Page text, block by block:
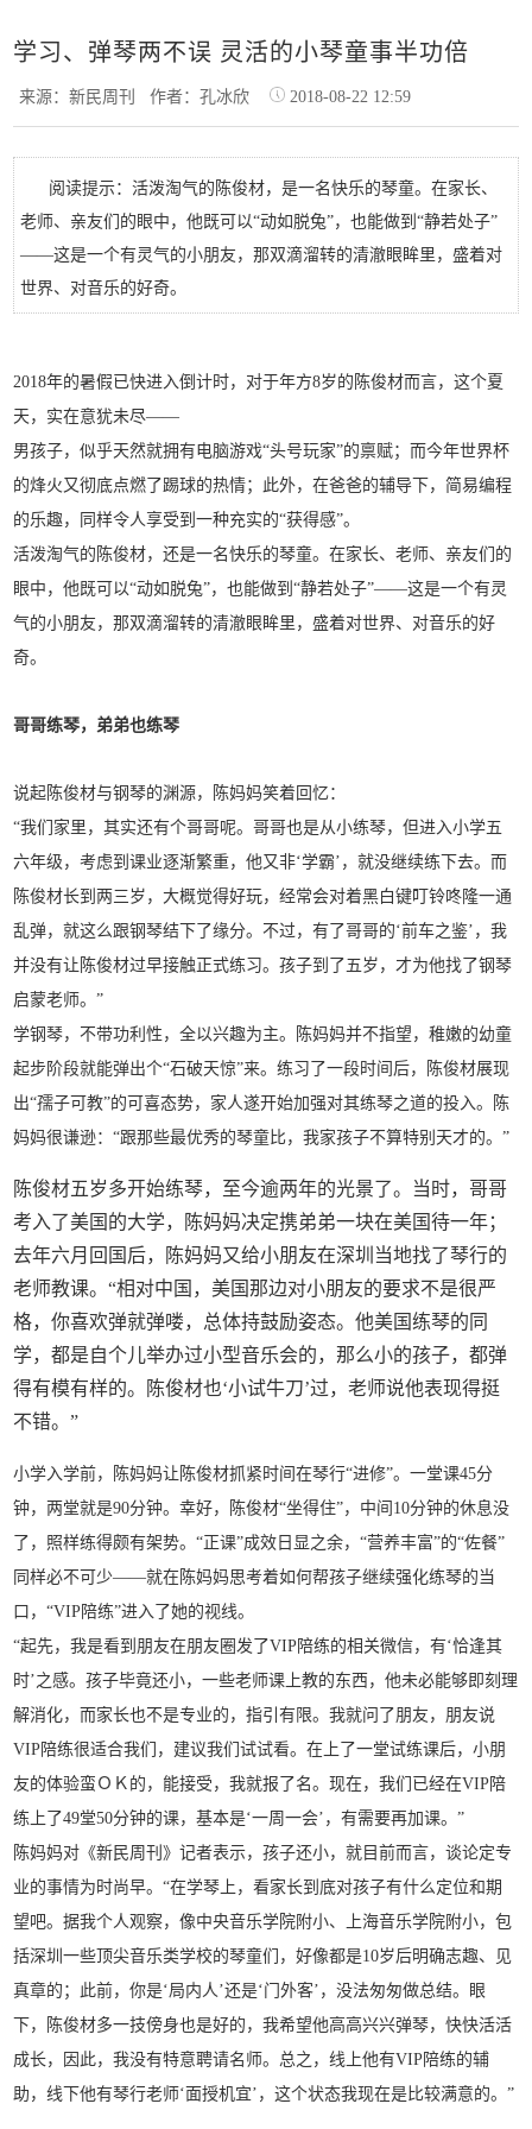
学习、弹琴两不误 灵活的小琴童事半功倍
来源：新民周刊作者：孔冰欣 2018-08-22 12:59
阅读提示：活泼淘气的陈俊材，是一名快乐的琴童。在家长、
老师、亲友们的眼中，他既可以“动如脱兔”，也能做到“静若处子”
——这是一个有灵气的小朋友，那双滴溜转的清澈眼眸里，盛着对
世界、对音乐的好奇。
2018年的暑假已快进入倒计时，对于年方8岁的陈俊材而言，这个夏
天，实在意犹未尽——
男孩子，似乎天然就拥有电脑游戏“头号玩家”的禀赋；而今年世界杯
的烽火又彻底点燃了踢球的热情；此外，在爸爸的辅导下，简易编程
的乐趣，同样令人享受到一种充实的“获得感”。
活泼淘气的陈俊材，还是一名快乐的琴童。在家长、老师、亲友们的
眼中，他既可以“动如脱兔”，也能做到“静若处子”——这是一个有灵
气的小朋友，那双滴溜转的清澈眼眸里，盛着对世界、对音乐的好
奇。
哥哥练琴，弟弟也练琴
说起陈俊材与钢琴的渊源，陈妈妈笑着回忆：
“我们家里，其实还有个哥哥呢。哥哥也是从小练琴，但进入小学五
六年级，考虑到课业逐渐繁重，他又非‘学霸’，就没继续练下去。而
陈俊材长到两三岁，大概觉得好玩，经常会对着黑白键叮铃咚隆一通
乱弹，就这么跟钢琴结下了缘分。不过，有了哥哥的‘前车之鉴’，我
并没有让陈俊材过早接触正式练习。孩子到了五岁，才为他找了钢琴
启蒙老师。”
学钢琴，不带功利性，全以兴趣为主。陈妈妈并不指望，稚嫩的幼童
起步阶段就能弹出个“石破天惊”来。练习了一段时间后，陈俊材展现
出“孺子可教”的可喜态势，家人遂开始加强对其练琴之道的投入。陈
妈妈很谦逊：“跟那些最优秀的琴童比，我家孩子不算特别天才的。”
陈俊材五岁多开始练琴，至今逾两年的光景了。当时，哥哥
考入了美国的大学，陈妈妈决定携弟弟一块在美国待一年；
去年六月回国后，陈妈妈又给小朋友在深圳当地找了琴行的
老师教课。“相对中国，美国那边对小朋友的要求不是很严
格，你喜欢弹就弹喽，总体持鼓励姿态。他美国练琴的同
学，都是自个儿举办过小型音乐会的，那么小的孩子，都弹
得有模有样的。陈俊材也‘小试牛刀’过，老师说他表现得挺
不错。”
小学入学前，陈妈妈让陈俊材抓紧时间在琴行“进修”。一堂课45分
钟，两堂就是90分钟。幸好，陈俊材“坐得住”，中间10分钟的休息没
了，照样练得颇有架势。“正课”成效日显之余，“营养丰富”的“佐餐”
同样必不可少——就在陈妈妈思考着如何帮孩子继续强化练琴的当
口，“VIP陪练”进入了她的视线。
“起先，我是看到朋友在朋友圈发了VIP陪练的相关微信，有‘恰逢其
时’之感。孩子毕竟还小，一些老师课上教的东西，他未必能够即刻理
解消化，而家长也不是专业的，指引有限。我就问了朋友，朋友说
VIP陪练很适合我们，建议我们试试看。在上了一堂试练课后，小朋
友的体验蛮ＯＫ的，能接受，我就报了名。现在，我们已经在VIP陪
练上了49堂50分钟的课，基本是‘一周一会’，有需要再加课。”
陈妈妈对《新民周刊》记者表示，孩子还小，就目前而言，谈论定专
业的事情为时尚早。“在学琴上，看家长到底对孩子有什么定位和期
望吧。据我个人观察，像中央音乐学院附小、上海音乐学院附小，包
括深圳一些顶尖音乐类学校的琴童们，好像都是10岁后明确志趣、见
真章的；此前，你是‘局内人’还是‘门外客’，没法匆匆做总结。眼
下，陈俊材多一技傍身也是好的，我希望他高高兴兴弹琴，快快活活
成长，因此，我没有特意聘请名师。总之，线上他有VIP陪练的辅
助，线下他有琴行老师‘面授机宜’，这个状态我现在是比较满意的。”